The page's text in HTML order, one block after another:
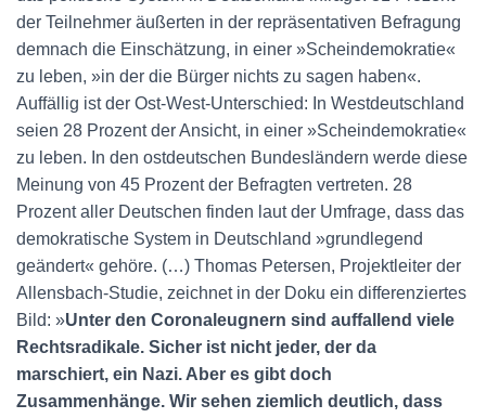
der Teilnehmer äußerten in der repräsentativen Befragung
demnach die Einschätzung, in einer »Scheindemokratie«
zu leben, »in der die Bürger nichts zu sagen haben«.
Auffällig ist der Ost-West-Unterschied: In Westdeutschland
seien 28 Prozent der Ansicht, in einer »Scheindemokratie«
zu leben. In den ostdeutschen Bundesländern werde diese
Meinung von 45 Prozent der Befragten vertreten. 28
Prozent aller Deutschen finden laut der Umfrage, dass das
demokratische System in Deutschland »grundlegend
geändert« gehöre. (…) Thomas Petersen, Projektleiter der
Allensbach-Studie, zeichnet in der Doku ein differenziertes
Bild: »Unter den Coronaleugnern sind auffallend viele
Rechtsradikale. Sicher ist nicht jeder, der da
marschiert, ein Nazi. Aber es gibt doch
Zusammenhänge. Wir sehen ziemlich deutlich, dass